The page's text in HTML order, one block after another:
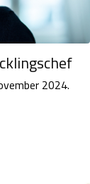
2024.